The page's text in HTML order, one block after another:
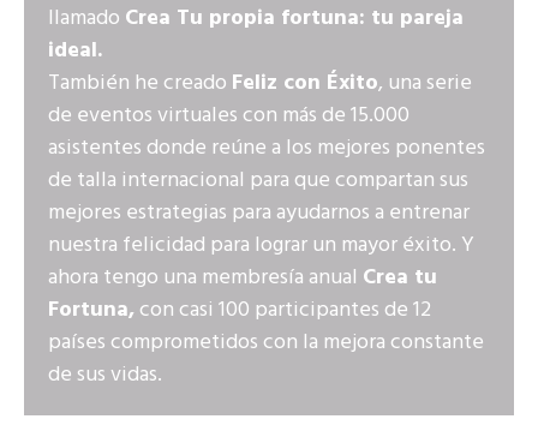
llamado Crea Tu propia fortuna: tu pareja
ideal.
También he creado Feliz con Éxito, una serie
de eventos virtuales con más de 15.000
asistentes donde reúne a los mejores ponentes
de talla internacional para que compartan sus
mejores estrategias para ayudarnos a entrenar
nuestra felicidad para lograr un mayor éxito. Y
ahora tengo una membresía anual Crea tu
Fortuna,con casi 100 participantes de 12
países comprometidos con la mejora constante
de sus vidas.